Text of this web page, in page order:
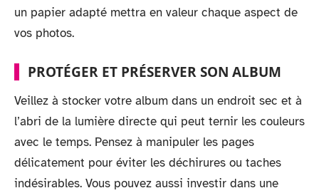
un papier adapté mettra en valeur chaque aspect de
vos photos.
PROTÉGER ET PRÉSERVER SON ALBUM
Veillez à stocker votre album dans un endroit sec et à
l’abri de la lumière directe qui peut ternir les couleurs
avec le temps. Pensez à manipuler les pages
délicatement pour éviter les déchirures ou taches
indésirables. Vous pouvez aussi investir dans une